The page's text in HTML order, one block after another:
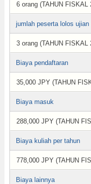
6 orang (TAHUN FISKAL
jumlah peserta lolos ujian
3 orang (TAHUN FISKAL
Biaya pendaftaran
35,000 JPY (TAHUN
Biaya masuk
288,000 JPY (TAHUN
Biaya kuliah per tahun
778,000 JPY (TAHUN
Biaya lainnya